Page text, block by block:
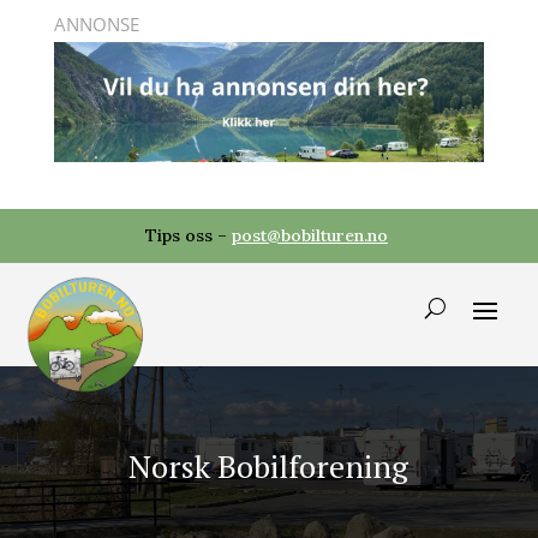
Tips oss – post@bobilturen.no
Norsk Bobilforening